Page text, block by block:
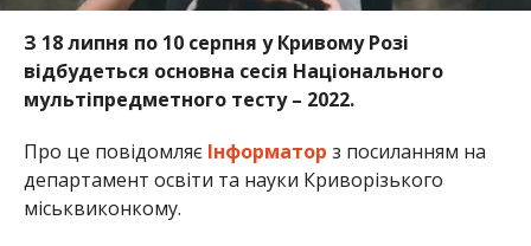
З 18 липня по 10 серпня у Кривому Розі
відбудеться основна сесія Національного
мультіпредметного тесту – 2022.
Про це повідомляє Інформатор з посиланням на
департамент освіти та науки Криворізького
міськвиконкому.